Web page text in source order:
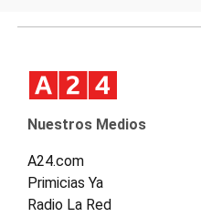
Nuestros Medios
A24.com
Primicias Ya
Radio La Red